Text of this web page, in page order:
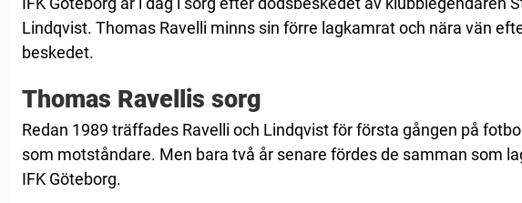
Lindqvist. Thomas Ravelli minns sin förre lagkamrat och nära vän
beskedet.
Thomas Ravellis sorg
Redan 1989 träffades Ravelli och Lindqvist för första gången på
som motståndare. Men bara två år senare fördes de samman som
IFK Göteborg.